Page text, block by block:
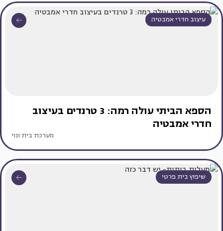
עיצוב חדרי אמבטיה
הספא הביתי עולה רמה: 3 טרנדים בעיצוב
חדרי אמבטיה
מערכת בית ונוי
שיפוץ בית פרטי